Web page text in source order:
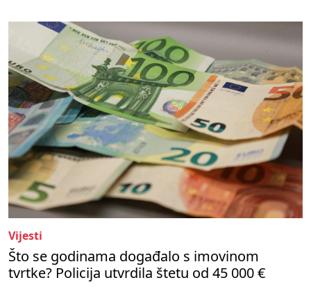
Vijesti
Što se godinama događalo s imovinom
tvrtke? Policija utvrdila štetu od 45 000 €